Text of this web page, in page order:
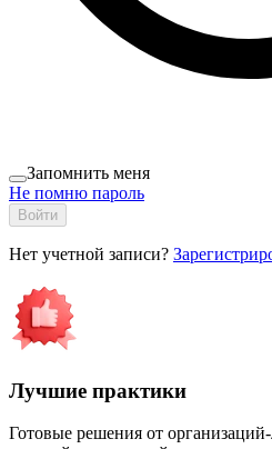
Запомнить меня
Не помню пароль
Войти
Нет учетной записи?
Лучшие практики
Готовые решения от